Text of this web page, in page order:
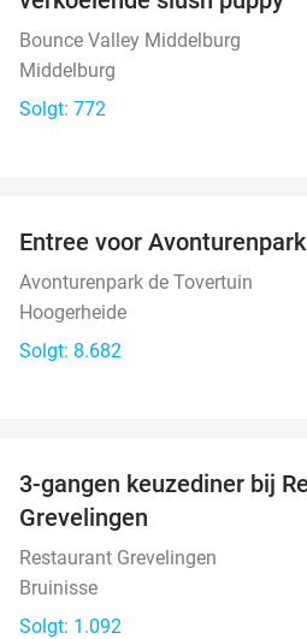
Bounce Valley Middelburg
Middelburg
Solgt: 772
Entree voor
Avonturenpark de Tovertuin
Hoogerheide
Solgt: 8.682
3-gangen keuzediner bij
Grevelingen
Restaurant Grevelingen
Bruinisse
Solgt: 1.092